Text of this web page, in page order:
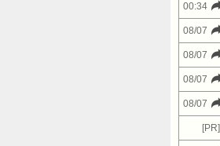
00:34
08/07
08/07
08/07
08/07
[PR]